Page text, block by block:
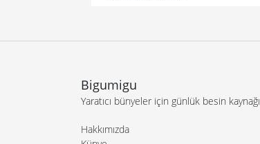
Bigumigu
Yaratıcı bünyeler için günlük besin kaynağı
Hakkımızda